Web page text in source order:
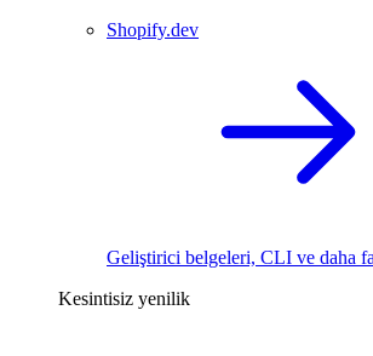
Shopify.dev
Geliştirici belgeleri, CLI ve daha
Kesintisiz yenilik